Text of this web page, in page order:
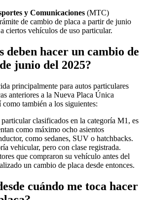
y Comunicaciones (MTC)
de cambio de placa a partir de junio
ciertos vehículos de uso particular.
deben hacer un cambio de
junio del 2025?
principalmente para autos particulares
anteriores a la Nueva Placa Única
también a los siguientes:
clasificados en la categoría M1, es
como máximo ocho asientos
como sedanes, SUV o hatchbacks.
vehicular, pero con clase registrada.
que compraron su vehículo antes del
un cambio de placa desde entonces.
cuándo me toca hacer